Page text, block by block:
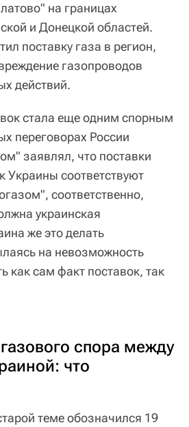
на границах
и Донецкой областей.
поставку газа в регион,
газопроводов
действий.
стала еще одним спорным
переговорах России
заявлял, что поставки
Украины соответствуют
соответственно,
украинская
же это делать
на невозможность
как сам факт поставок, так
спора между
что
теме обозначился 19